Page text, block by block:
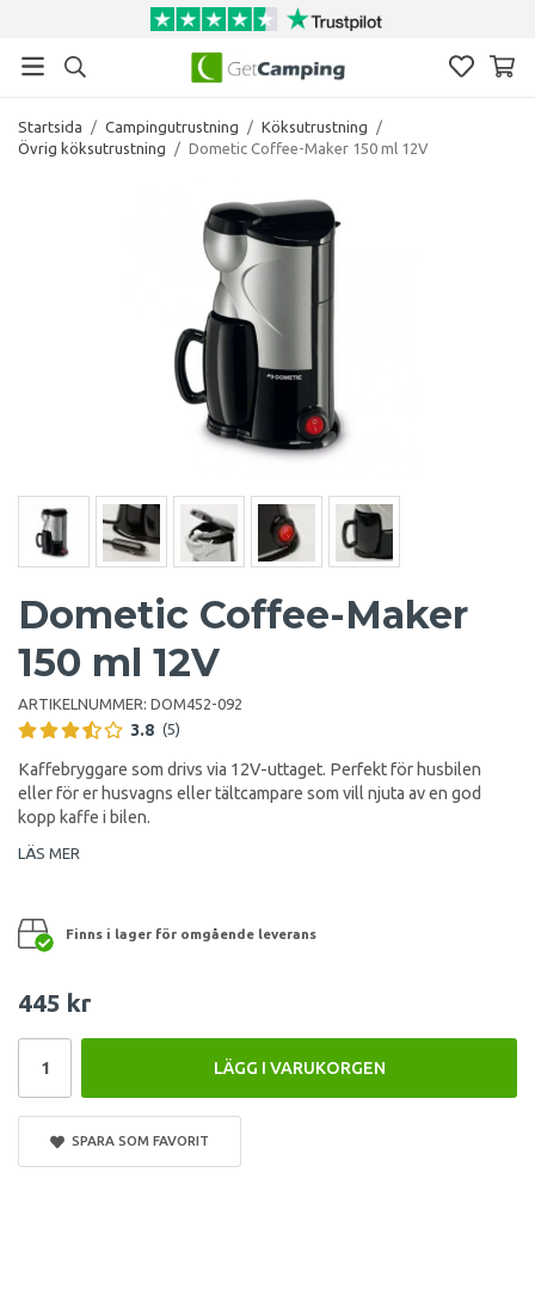
Startsida / Campingutrustning / Köksutrustning
/
Övrig köksutrustning
/ Dometic Coffee-Maker 150 ml 12V
Dometic Coffee-Maker
150 ml 12V
ARTIKELNUMMER: DOM452-092
3.8 (5)
Kaffebryggare som drivs via 12V-uttaget. Perfekt för husbilen
eller för er husvagns eller tältcampare som vill njuta av en god
kopp kaffe i bilen.
LÄS MER
Finns i lager för omgående leverans
445 kr
LÄGG I VARUKORGEN
SPARA SOM FAVORIT